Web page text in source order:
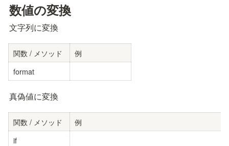
数値の変換
文字列に変換
関数 / メソッド
例
format
真偽値に変換
関数 / メソッド
例
if